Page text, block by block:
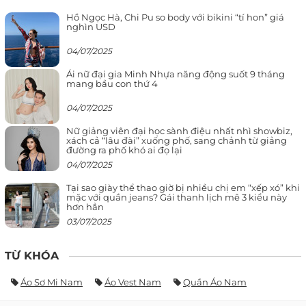
Hồ Ngọc Hà, Chi Pu so body với bikini “tí hon” giá
nghìn USD
04/07/2025
Ái nữ đại gia Minh Nhựa năng động suốt 9 tháng
mang bầu con thứ 4
04/07/2025
Nữ giảng viên đại học sành điệu nhất nhì showbiz,
xách cả “lâu đài” xuống phố, sang chảnh từ giảng
đường ra phố khó ai đọ lại
04/07/2025
Tại sao giày thể thao giờ bị nhiều chị em “xếp xó” khi
mặc với quần jeans? Gái thanh lịch mê 3 kiểu này
hơn hẳn
03/07/2025
TỪ KHÓA
Áo Sơ Mi Nam Áo Vest Nam Quần Áo Nam